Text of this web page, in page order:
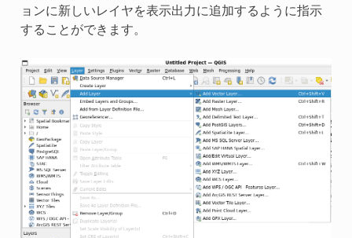
ョンに新しいレイヤを表示出力に追加するように指示
することができます。